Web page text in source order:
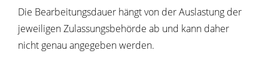
Die Bearbeitungsdauer hängt von der Auslastung der
jeweiligen Zulassungsbehörde ab und kann daher
nicht genau angegeben werden.